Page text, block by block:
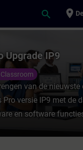
search place
Pro
Upgrade IP9
van de
Pro versie IP9 met de
en software